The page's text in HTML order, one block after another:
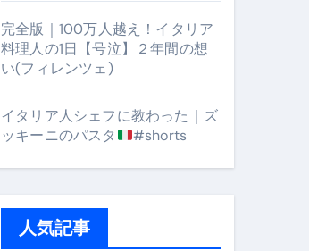
完全版｜100万人越え！イタリア
料理人の1日【号泣】２年間の想
い(フィレンツェ)
イタリア人シェフに教わった｜ズ
ッキーニのパスタ
#shorts
人気記事